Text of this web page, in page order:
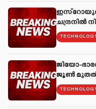
ഇസ്റോയുടെ
ചന്ദ്രനിൽ
ജിയോ-
ജൂൺ മുതൽ